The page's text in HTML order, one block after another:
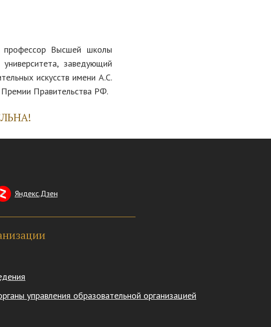
профессор Высшей школы
университета, заведующий
искусств имени А.С.
Правительства РФ.
Яндекс.Дзен
управления образовательной организацией